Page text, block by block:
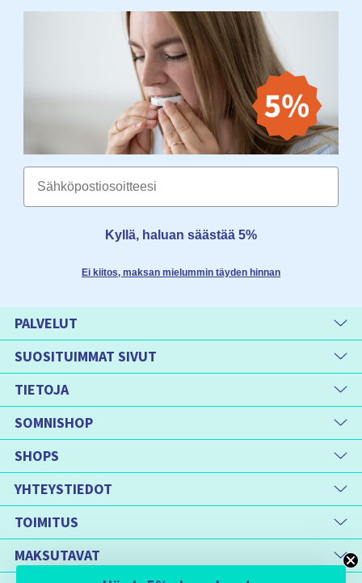
Email
Kyllä, haluan säästää 5%
Ei kiitos, maksan mielummin täyden hinnan
PALVELUT
SUOSITUIMMAT SIVUT
TIETOJA
SOMNISHOP
SHOPS
YHTEYSTIEDOT
TOIMITUS
MAKSUTAVAT